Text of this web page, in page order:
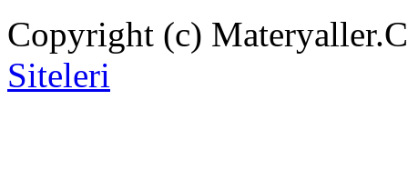
Copyright (c)
Siteleri